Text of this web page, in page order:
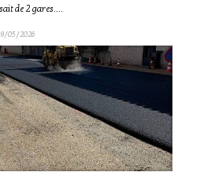
de 2 gares....
05/2026